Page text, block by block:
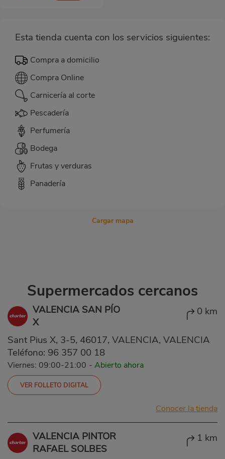
Esta tienda cuenta con los servicios siguientes:
Compra a domicilio
Compra Online
Carnicería al corte
Pescadería
Perfumería
Bodega
Frutas y verduras
Panadería
Cargar mapa
Supermercados cercanos
VALENCIA SAN PÍO
X
0 km
Sant Pius X, 3-5, 46017, VALENCIA, VALENCIA
Teléfono: 96 357 00 18
Viernes: 09:00-21:00 - Abierto ahora
VER FOLLETO DIGITAL
Conocer la tienda
VALENCIA PINTOR
RAFAEL SOLBES
1 km